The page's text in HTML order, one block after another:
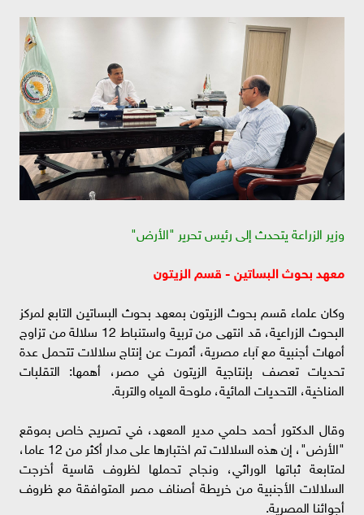
وزير الزراعة يتحدث إلى رئيس تحرير "الأرض"
معهد بحوث البساتين - قسم الزيتون
وكان علماء قسم بحوث الزيتون بمعهد بحوث البساتين التابع لمركز
البحوث الزراعية، قد انتهى من تربية واستنباط 12 سلالة من تزاوج
أمهات أجنبية مع آباء مصرية، أثمرت عن إنتاج سلالات تتحمل عدة
تحديات تعصف بإنتاجية الزيتون في مصر، أهمها: التقلبات
المناخية، التحديات المائية، ملوحة المياه والتربة.
وقال الدكتور أحمد حلمي مدير المعهد، في تصريح خاص بموقع
"الأرض"، إن هذه السلالات تم اختبارها على مدار أكثر من 12 عاما،
لمتابعة ثباتها الوراثي، ونجاح تحملها لظروف قاسية أخرجت
السلالات الأجنبية من خريطة أصناف مصر المتوافقة مع ظروف
أجوائنا المصرية.